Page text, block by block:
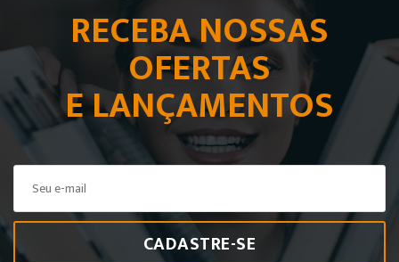
RECEBA NOSSAS
OFERTAS
E LANÇAMENTOS
CADASTRE-SE